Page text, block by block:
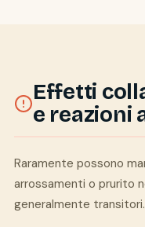
Effetti
e reazioni
Raramente possono
arrossamenti o prurito
generalmente transitori.